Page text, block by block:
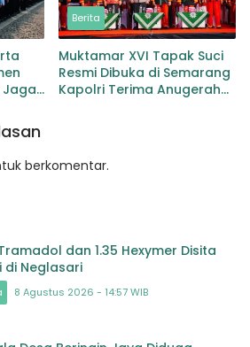
Berita
Muktamar XVI Tapak Suci
Resmi Dibuka di Semarang
Kapolri Terima Anugerah
berkomentar.
dan 1.35 Hexymer Disita
di Neglasari
8 Agustus 2026 - 14:57 WIB